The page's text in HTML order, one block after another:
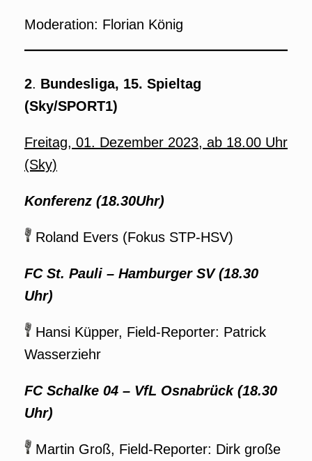
Moderation: Florian König
2. Bundesliga, 15. Spieltag
(Sky/SPORT1)
Freitag, 01. Dezember 2023, ab 18.00 Uhr
(Sky)
Konferenz (18.30Uhr)
Roland Evers (Fokus STP-HSV)
FC St. Pauli – Hamburger SV(18.30
Uhr)
Hansi Küpper, Field-Reporter: Patrick
Wasserziehr
FC Schalke 04 – VfL Osnabrück (18.30
Uhr)
Martin Groß, Field-Reporter: Dirk große